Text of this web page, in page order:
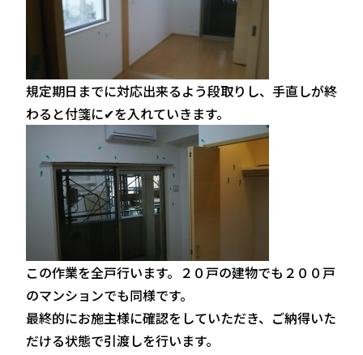
規定期日までに対応出来るよう段取りし、手直しが終
わると付箋に✔を入れていきます。
この作業を全戸行います。２０戸の建物でも２００戸
のマンションでも同様です。
最終的にお施主様に確認をしていただき、ご納得いた
だける状態で引渡しを行います。